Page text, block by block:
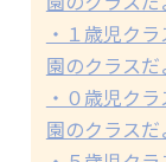
・１歳児ク
園のクラスだ
・０歳児ク
園のクラスだ